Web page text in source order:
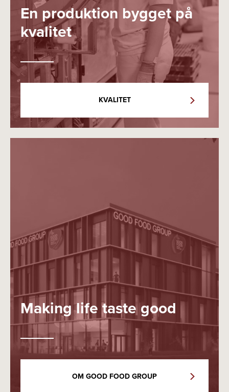
En produktion bygget på
kvalitet
KVALITET
Making life taste good
OM GOOD FOOD GROUP